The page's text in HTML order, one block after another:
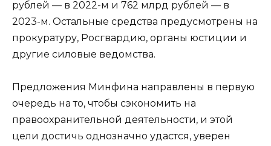
рублей — в 2022-м и 762 млрд рублей — в
2023-м. Остальные средства предусмотрены на
прокуратуру, Росгвардию, органы юстиции и
другие силовые ведомства.
Предложения Минфина направлены в первую
очередь на то, чтобы сэкономить на
правоохранительной деятельности, и этой
цели достичь однозначно удастся, уверен